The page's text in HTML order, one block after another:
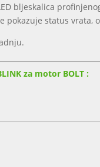
bljeskalica
pokazuje status
za motor BOLT :